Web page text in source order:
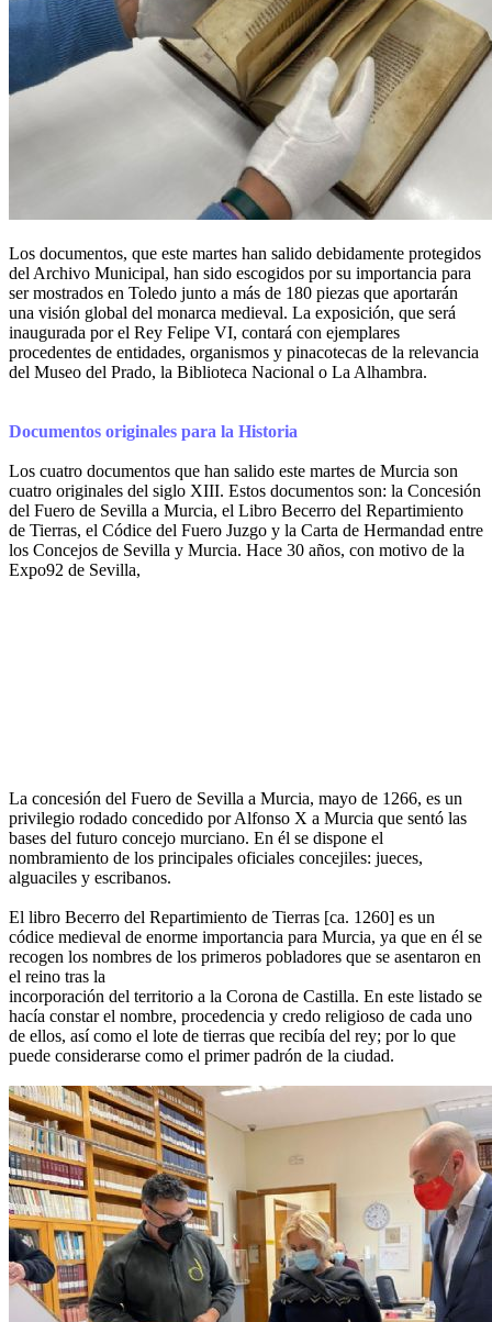
Los documentos, que este martes han salido debidamente protegidos
del Archivo Municipal, han sido escogidos por su importancia para
ser mostrados en Toledo junto a más de 180 piezas que aportarán
una visión global del monarca medieval. La exposición, que será
inaugurada por el Rey Felipe VI, contará con ejemplares
procedentes de entidades, organismos y pinacotecas de la relevancia
del Museo del Prado, la Biblioteca Nacional o La Alhambra.
Documentos originales para la Historia
Los cuatro documentos que han salido este martes de Murcia son
cuatro originales del siglo XIII. Estos documentos son: la Concesión
del Fuero de Sevilla a Murcia, el Libro Becerro del Repartimiento
de Tierras, el Códice del Fuero Juzgo y la Carta de Hermandad entre
los Concejos de Sevilla y Murcia. Hace 30 años, con motivo de la
Expo92 de Sevilla,
La concesión del Fuero de Sevilla a Murcia, mayo de 1266, es un
privilegio rodado concedido por Alfonso X a Murcia que sentó las
bases del futuro concejo murciano. En él se dispone el
nombramiento de los principales oficiales concejiles: jueces,
alguaciles y escribanos.
El libro Becerro del Repartimiento de Tierras [ca. 1260] es un
códice medieval de enorme importancia para Murcia, ya que en él se
recogen los nombres de los primeros pobladores que se asentaron en
el reino tras la
incorporación del territorio a la Corona de Castilla. En este listado se
hacía constar el nombre, procedencia y credo religioso de cada uno
de ellos, así como el lote de tierras que recibía del rey; por lo que
puede considerarse como el primer padrón de la ciudad.